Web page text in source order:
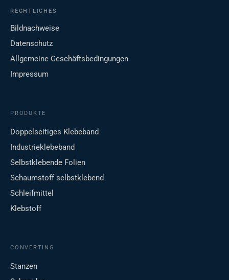
RECHTLICHES
Bildnachweise
Datenschutz
Allgemeine Geschäftsbedingungen
Impressum
PRODUKTE
Doppelseitiges Klebeband
Industrieklebeband
Selbstklebende Folien
Schaumstoff selbstklebend
Schleifmittel
Klebstoff
CONVERTING
Stanzen